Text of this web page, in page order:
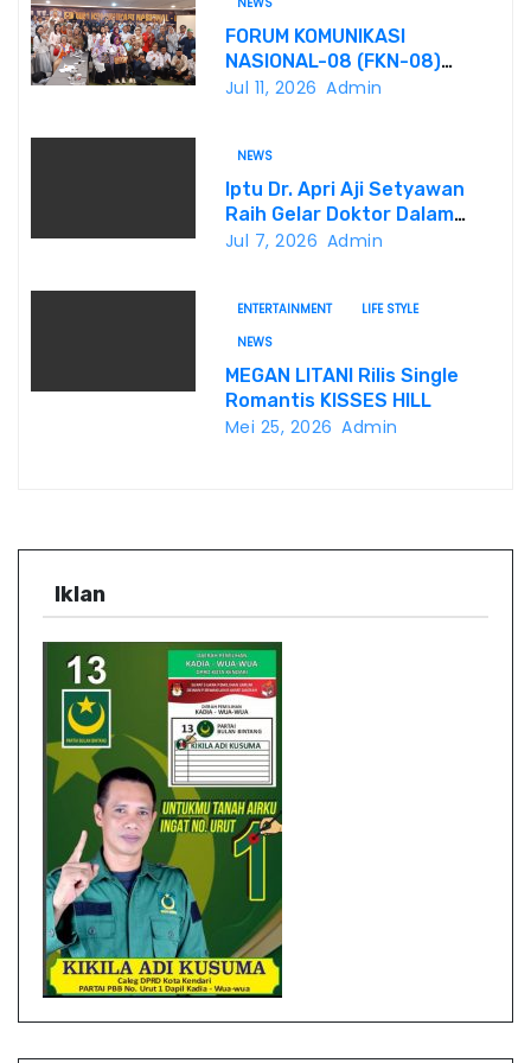
FORUM KOMUNIKASI
NASIONAL-08 (FKN-08)
Dukung Program
Jul 11, 2026 Admin
NEWS
Iptu Dr. Apri Aji Setyawan
Raih Gelar Doktor Dalam
Sidang Terbuka Promosi
Jul 7, 2026 Admin
ENTERTAINMENT
LIFE STYLE
NEWS
MEGAN LITANI Rilis Single
Romantis KISSES HILL
Mei 25, 2026 Admin
Iklan